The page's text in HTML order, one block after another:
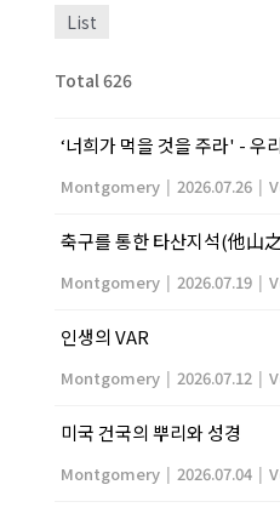
List
Total 626
‘너희가 먹을 것을 주라' - 우
Montgomery | 2026.07.26 |
축구를 통한 타산지석(他山
Montgomery | 2026.07.19 |
인생의 VAR
Montgomery | 2026.07.12 |
미국 건국의 뿌리와 성경
Montgomery | 2026.07.04 |